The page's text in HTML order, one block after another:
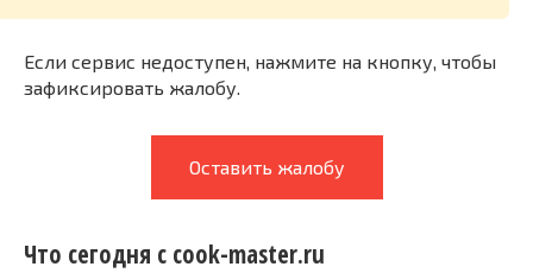
Если сервис недоступен, нажмите на кнопку, чтобы
зафиксировать жалобу.
Оставить жалобу
Что сегодня с cook-master.ru